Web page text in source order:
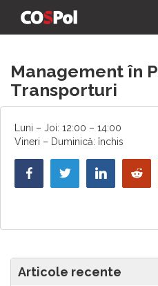
content
Management în
Transporturi
Luni – Joi: 12:00 – 14:00
Vineri – Duminică: închis
Articole recente